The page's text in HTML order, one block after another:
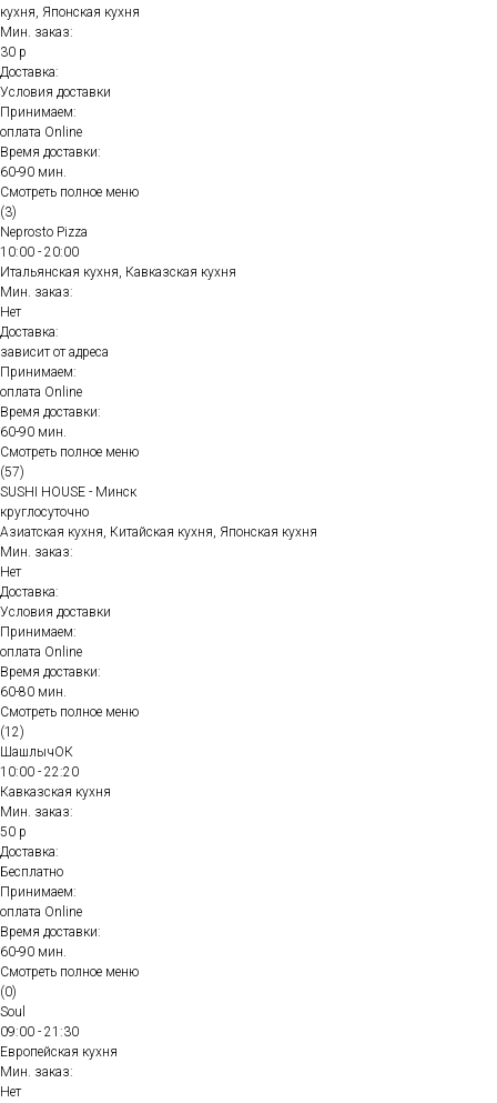
кухня, Японская кухня
Мин. заказ:
30 р
Доставка:
Условия доставки
Принимаем:
оплата Online
Время доставки:
60-90 мин.
Смотреть полное меню
(3)
Neprosto Pizza
10:00 - 20:00
Итальянская кухня, Кавказская кухня
Мин. заказ:
Нет
Доставка:
зависит от адреса
Принимаем:
оплата Online
Время доставки:
60-90 мин.
Смотреть полное меню
(57)
SUSHI HOUSE - Минск
круглосуточно
Азиатская кухня, Китайская кухня, Японская кухня
Мин. заказ:
Нет
Доставка:
Условия доставки
Принимаем:
оплата Online
Время доставки:
60-80 мин.
Смотреть полное меню
(12)
ШашлычОК
10:00 - 22:20
Кавказская кухня
Мин. заказ:
50 р
Доставка:
Бесплатно
Принимаем:
оплата Online
Время доставки:
60-90 мин.
Смотреть полное меню
(0)
Soul
09:00 - 21:30
Европейская кухня
Мин. заказ:
Нет